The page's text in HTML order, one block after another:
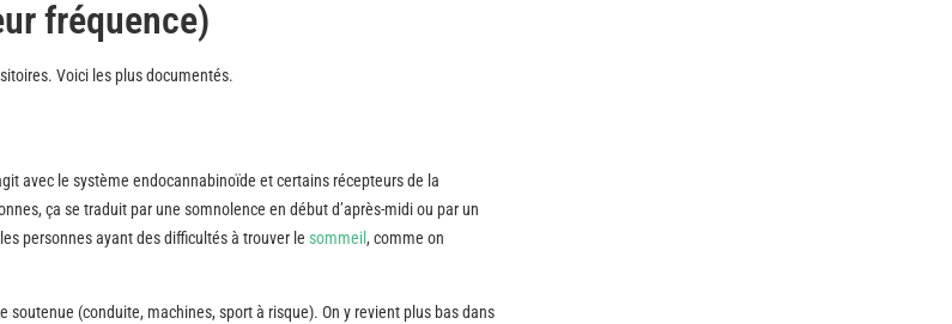
fréquence)
Voici les plus documentés.
avec le système endocannabinoïde et certains récepteurs de la
ça se traduit par une somnolence en début d’après-midi ou par un
personnes ayant des difficultés à trouver le sommeil, comme on
(conduite, machines, sport à risque). On y revient plus bas dans